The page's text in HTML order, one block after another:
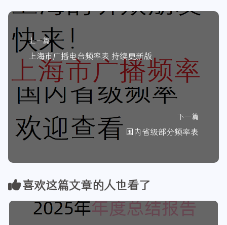
上一篇
上海市广播电台频率表 持续更新版
下一篇
国内省级部分频率表
喜欢这篇文章的人也看了